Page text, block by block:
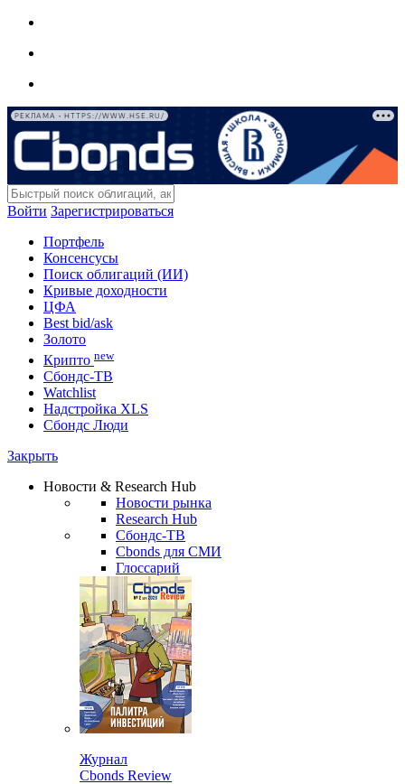
РЕКЛАМА • HTTPS://WWW.HSE.RU/
Войти Зарегистрироваться
Портфель
Консенсусы
Поиск облигаций (ИИ)
Кривые доходности
ЦФА
Best bid/ask
Золото
Крипто new
Сбондс-ТВ
Watchlist
Надстройка XLS
Сбондс Люди
Закрыть
Новости & Research Hub
Новости рынка
Research Hub
Сбондс-ТВ
Cbonds для СМИ
Глоссарий
Журнал
Cbonds Review